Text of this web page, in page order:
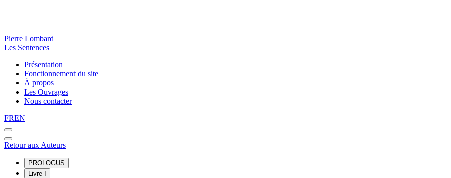
Pierre Lombard
Les Sentences
Présentation
Fonctionnement du site
À propos
Les Ouvrages
Nous contacter
FREN
Retour aux Auteurs
PROLOGUS
Livre I